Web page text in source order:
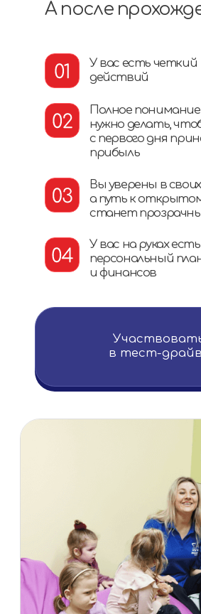
Практические задания с проверкой
и рекомендации от специалиста
Заберете полезные материалы,
которыми пользуемся мы и даем
Получите точные расчеты
финансового плана
и возможностей в вашем городе
МОЯ
АКАДЕМИЯ
2.900₽ 9.900₽